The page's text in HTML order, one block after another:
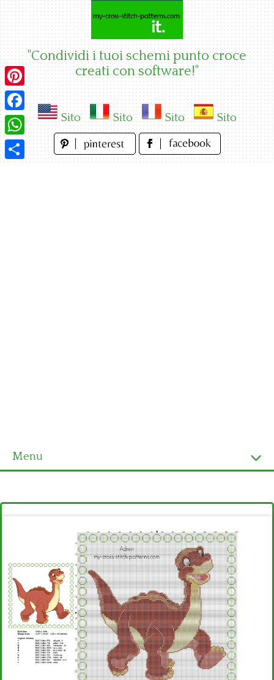
"Condividi i tuoi schemi punto croce
creati con software!"
Sito Sito Sito Sito
Menu
Ultimi schemi
Disney
Thun
Pinterest
Facebook
WhatsApp